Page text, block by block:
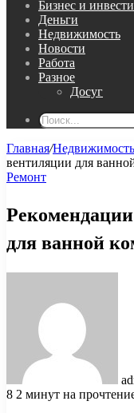
Бизнес и
Деньги
Недвижимость
Новости
Работа
Разное
Досуг
Главная/Недвижимость
вентиляции для
Ремонт
для ванной
8 2 минут на